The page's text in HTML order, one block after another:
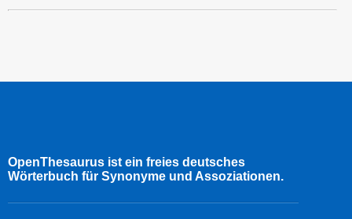
OpenThesaurus ist ein freies deutsches
Wörterbuch für Synonyme und Assoziationen.